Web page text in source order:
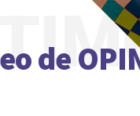
de